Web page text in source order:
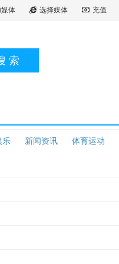
体 选择媒体 充值
索
乐 新闻资讯 体育运动